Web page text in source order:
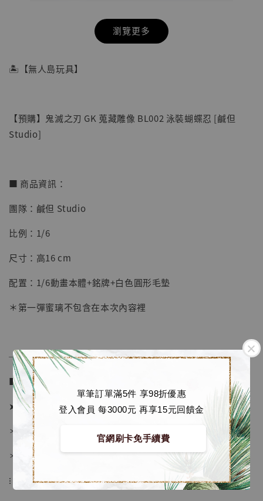
單筆訂單滿5件 享98折優惠
登入會員 每3000元 再享15元回饋金
官網刷卡免手續費
【店內現貨】海賊王 系列蒐藏雕像 布魯克達
NT$ 1,500
NT$ 1,870
加購優惠【讓子彈飛 鵝城縣長 張麻子 [BK01]】
瀏覽更多
🏝【無人島玩具】
【預購】鬼滅之刃 GK 蒐藏雕像 BL002 泳裝蝴蝶忍 [鹹但
Studio]
■ 商品資訊：
團隊：鹹但 Studio
比例：1/6
尺寸：高16 cm
配置：1/6動畫本體+銘牌+白色圓形毛墊
＊第一彈蜜璃不包含在本次內容裡
──────────────
■ 販售資訊 (NT$)：
➤ 價格 4980元 (訂金2280)
＊ 國際運費另計
＊ 刷卡免手續費
⁝